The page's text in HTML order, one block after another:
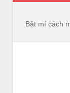
Bật mí cách